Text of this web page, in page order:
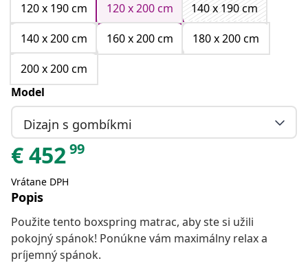
120 x 190 cm
120 x 200 cm
140 x 190 cm
140 x 200 cm
160 x 200 cm
180 x 200 cm
200 x 200 cm
Model
Dizajn s gombíkmi
€45299
Vrátane DPH
Popis
Použite tento boxspring matrac, aby ste si užili
pokojný spánok! Ponúkne vám maximálny relax a
príjemný spánok.